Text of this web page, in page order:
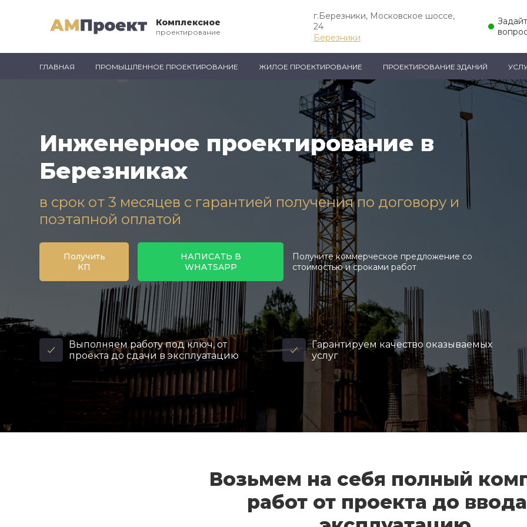
Комплексное
проектирование
г.Березники, Московское шоссе,
24
Березники
ГЛАВНАЯ ПРОМЫШЛЕННОЕ ПРОЕКТИРОВАНИЕ ЖИЛОЕ ПРОЕКТИРОВАНИЕ ПРОЕКТИРОВАНИЕ ЗДАНИЙ
Инженерное проектирование в
Березниках
в срок от 3 месяцев с гарантией получения по договору и
поэтапной оплатой
Получить
КП
НАПИСАТЬ В
WHATSAPP
Получите коммерческое предложение со
стоимостью и сроками работ
Выполняем работу под ключ, от
проекта до сдачи в эксплуатацию
Гарантируем качество оказываемых
услуг
Возьмем на себя полный
работ от проекта до